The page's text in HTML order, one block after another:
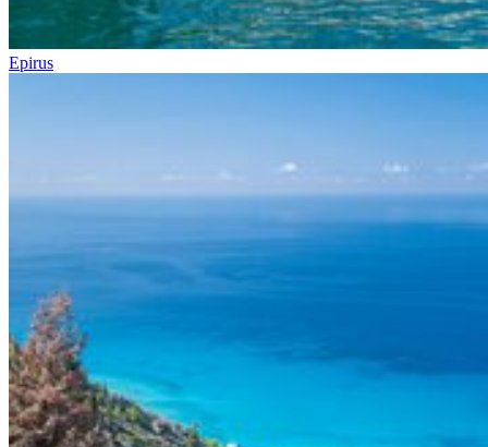
Epirus